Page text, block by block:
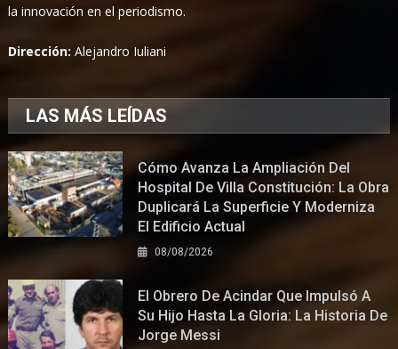
la innovación en el periodismo.
Dirección:Alejandro Iuliani
LAS MÁS LEÍDAS
Cómo Avanza La Ampliación Del
Hospital De Villa Constitución: La Obra
Duplicará La Superficie Y Moderniza
El Edificio Actual
08/08/2026
El Obrero De Acindar Que Impulsó A
Su Hijo Hasta La Gloria: La Historia De
Jorge Messi